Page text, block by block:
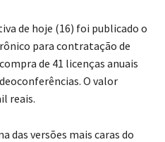
de hoje (16) foi publicado o
para contratação de
de 41 licenças anuais
O valor
reais.
das versões mais caras do